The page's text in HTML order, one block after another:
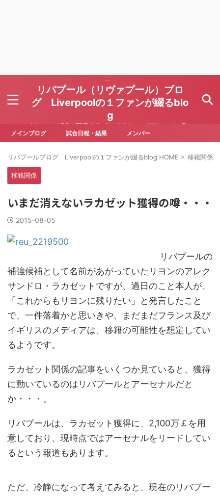
リバプール（リヴァプール）ブロ
グ Liverpoolの１ファンが綴るblo
g
Liverpool FCを応援するブログです Written by To
ru Yoda
メインブログ 試合日程・結果 メンバー
リバプールブログ Liverpoolの１ファンが綴るblog HOME > 移籍関係
移籍関係
いまだ消えないラカゼット獲得の噂・・・
2015-08-05
リバプールの
補強候補として名前があがっていたリヨンのアレク
サンドロ・ラカゼットですが、過日のこと本人が、
「これからもリヨンに残りたい」と発言したこと
で、一件落着かと思いきや、まだまだフランス及び
イギリスのメディアは、移籍の可能性を想定してい
るようです。
ラカゼット関係の記事をいくつか見ていると、獲得
に動いているのはリバプールとアーセナルだと
か・・・。
リバプールは、ラカゼット獲得に、2,100万￡を用
意しており、現時点ではアーセナルをリードしてい
るという報道もあります。
ただ、冷静になって考えてみると、現在のリバプー